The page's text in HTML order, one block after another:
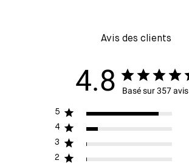
Avis des clients
4.8 Basé sur 357 avis
5
4
3
2